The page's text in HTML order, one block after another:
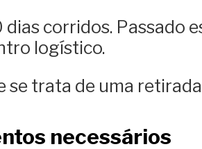
corridos. Passado
logístico.
trata de uma
necessários